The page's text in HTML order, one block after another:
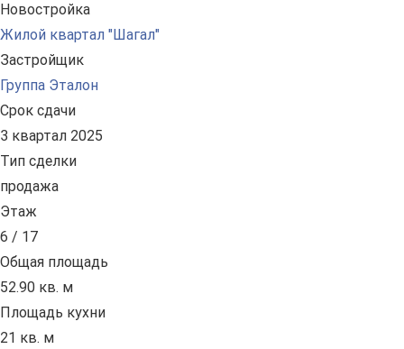
Новостройка
Жилой квартал "Шагал"
Застройщик
Группа Эталон
Срок сдачи
3 квартал 2025
Тип сделки
продажа
Этаж
6 / 17
Общая площадь
52.90 кв. м
Площадь кухни
21 кв. м